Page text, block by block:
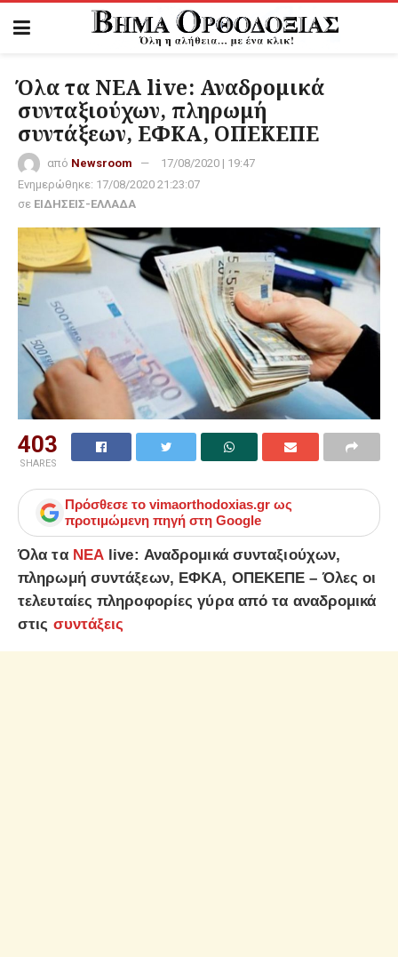
Όλα τα ΝΕΑ live: Αναδρομικά
συνταξιούχων, πληρωμή
συντάξεων, ΕΦΚΑ, ΟΠΕΚΕΠΕ
από Newsroom
17/08/2020 | 19:47
Ενημερώθηκε: 17/08/2020 21:23:07
σε ΕΙΔΗΣΕΙΣ-ΕΛΛΑΔΑ
403
SHARES
Πρόσθεσε το vimaorthodoxias.gr ως
προτιμώμενη πηγή στη Google
Όλα τα ΝΕΑ live: Αναδρομικά συνταξιούχων,
πληρωμή συντάξεων, ΕΦΚΑ, ΟΠΕΚΕΠΕ – Όλες οι
τελευταίες πληροφορίες γύρα από τα αναδρομικά
στις συντάξεις